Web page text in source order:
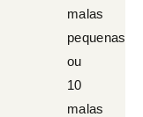
malas
pequenas
ou
10
malas